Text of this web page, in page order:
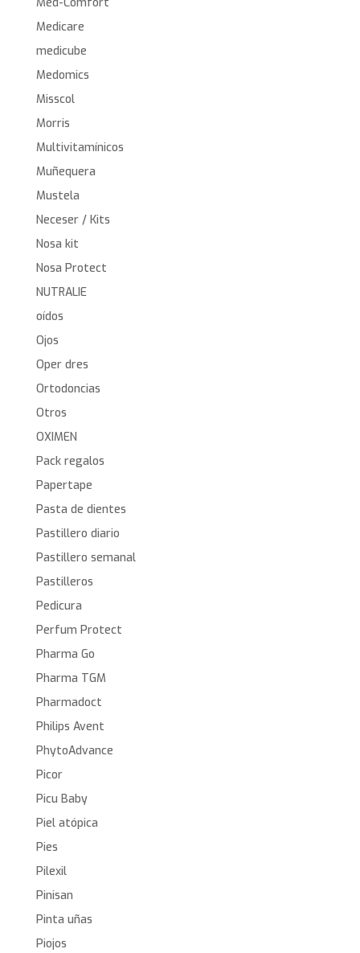
Medicare
medicube
Medomics
Misscol
Morris
Multivitamínicos
Muñequera
Mustela
Neceser / Kits
Nosa kit
Nosa Protect
NUTRALIE
oídos
Ojos
Oper dres
Ortodoncias
Otros
OXIMEN
Pack regalos
Papertape
Pasta de dientes
Pastillero diario
Pastillero semanal
Pastilleros
Pedicura
Perfum Protect
Pharma Go
Pharma TGM
Pharmadoct
Philips Avent
PhytoAdvance
Picor
Picu Baby
Piel atópica
Pies
Pilexil
Pinisan
Pinta uñas
Piojos